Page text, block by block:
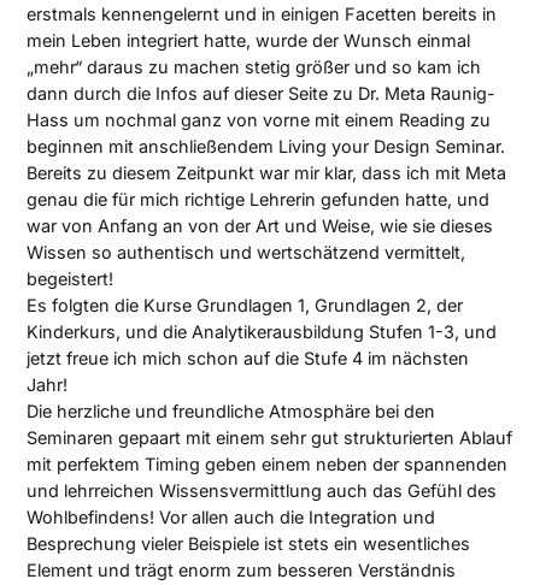
erstmals kennengelernt und in einigen Facetten bereits in
mein Leben integriert hatte, wurde der Wunsch einmal
„mehr“ daraus zu machen stetig größer und so kam ich
dann durch die Infos auf dieser Seite zu Dr. Meta Raunig-
Hass um nochmal ganz von vorne mit einem Reading zu
beginnen mit anschließendem Living your Design Seminar.
Bereits zu diesem Zeitpunkt war mir klar, dass ich mit Meta
genau die für mich richtige Lehrerin gefunden hatte, und
war von Anfang an von der Art und Weise, wie sie dieses
Wissen so authentisch und wertschätzend vermittelt,
begeistert!
Es folgten die Kurse Grundlagen 1, Grundlagen 2, der
Kinderkurs, und die Analytikerausbildung Stufen 1-3, und
jetzt freue ich mich schon auf die Stufe 4 im nächsten
Jahr!
Die herzliche und freundliche Atmosphäre bei den
Seminaren gepaart mit einem sehr gut strukturierten Ablauf
mit perfektem Timing geben einem neben der spannenden
und lehrreichen Wissensvermittlung auch das Gefühl des
Wohlbefindens! Vor allen auch die Integration und
Besprechung vieler Beispiele ist stets ein wesentliches
Element und trägt enorm zum besseren Verständnis